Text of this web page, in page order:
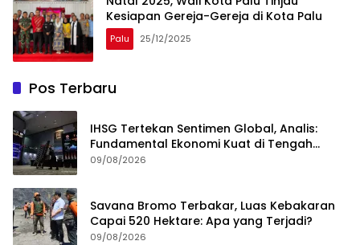
Kesiapan Gereja-Gereja di Kota Palu
Palu 25/12/2025
Pos Terbaru
IHSG Tertekan Sentimen Global, Analis:
Fundamental Ekonomi Kuat di Tengah
Volatilitas
09/08/2026
Savana Bromo Terbakar, Luas Kebakaran
Capai 520 Hektare: Apa yang Terjadi?
09/08/2026